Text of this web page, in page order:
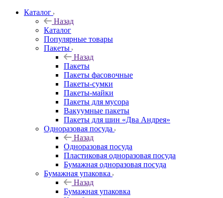
Каталог
Назад
Каталог
Популярные товары
Пакеты
Назад
Пакеты
Пакеты фасовочные
Пакеты-сумки
Пакеты-майки
Пакеты для мусора
Вакуумные пакеты
Пакеты для шин «Два Андрея»
Одноразовая посуда
Назад
Одноразовая посуда
Пластиковая одноразовая посуда
Бумажная одноразовая посуда
Бумажная упаковка
Назад
Бумажная упаковка